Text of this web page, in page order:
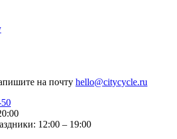
на почту hello@citycycle.ru
12:00 – 19:00